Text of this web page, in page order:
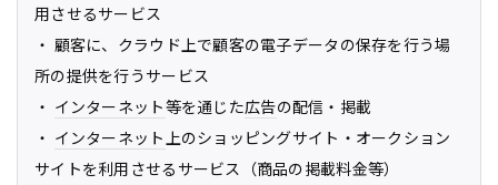
用させるサービス
・ 顧客に、クラウド上で顧客の電子データの保存を行う場
所の提供を行うサービス
・ インターネット等を通じた広告の配信・掲載
・ インターネット 上のショッピングサイト・オークション
サイトを利用させるサービス（商品の掲載料金等）